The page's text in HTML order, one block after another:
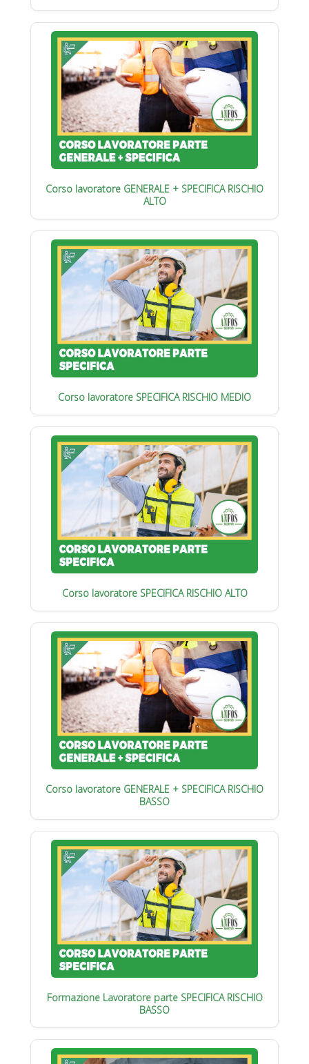
Corso lavoratore GENERALE + SPECIFICA RISCHIO
ALTO
Corso lavoratore SPECIFICA RISCHIO MEDIO
Corso lavoratore SPECIFICA RISCHIO ALTO
Corso lavoratore GENERALE + SPECIFICA RISCHIO
BASSO
Formazione Lavoratore parte SPECIFICA RISCHIO
BASSO